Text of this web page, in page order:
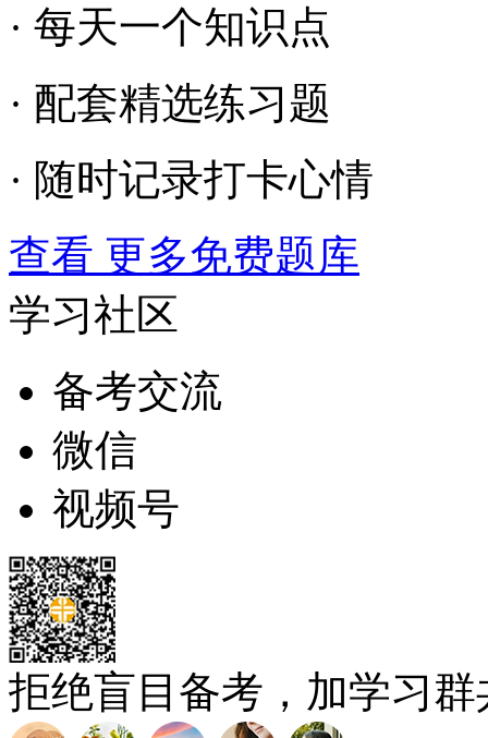
· 每天一个知识点
· 配套精选练习题
· 随时记录打卡心情
查看 更多免费题库
学习社区
备考交流
微信
视频号
拒绝盲目备考，加学习